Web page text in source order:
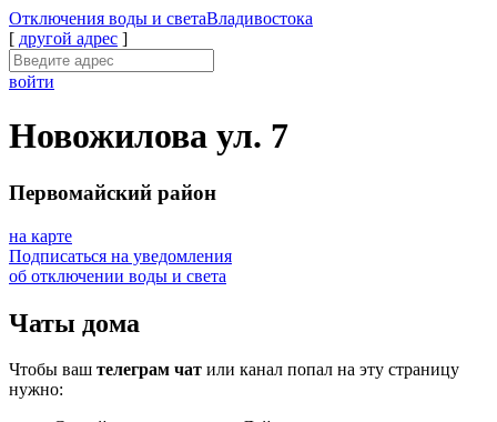
Отключения воды и светаВладивостока
[ другой адрес ]
войти
Новожилова ул. 7
Первомайский район
на карте
Подписаться на уведомления
об отключении воды и света
Чаты дома
Чтобы ваш телеграм чат или канал попал на эту страницу
нужно: